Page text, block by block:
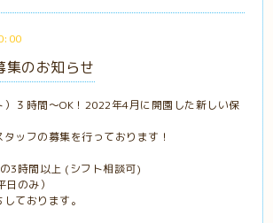
集のお知らせ
３時間〜OK！2022年4月に開園した新しい保
ッフの募集を行っております！
時間以上 (シフト相談可)
のみ）
ております。